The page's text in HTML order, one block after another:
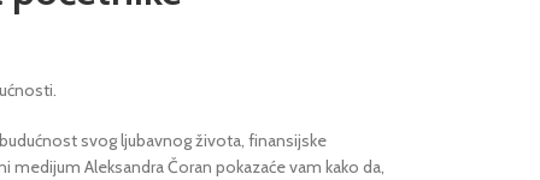
svog ljubavnog života, finansijske
Aleksandra Čoran pokazaće vam kako da,